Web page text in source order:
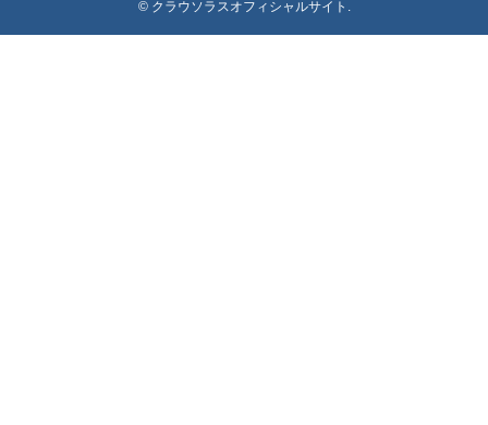
©クラウソラスオフィシャルサイト.